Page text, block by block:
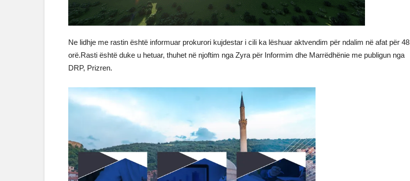
Ne lidhje me rastin është informuar prokurori kujdestar i cili ka lëshuar aktvendim për ndalim në afat për 48
orë.Rasti është duke u hetuar, thuhet në njoftim nga Zyra për Informim dhe Marrëdhënie me publigun nga
DRP, Prizren.